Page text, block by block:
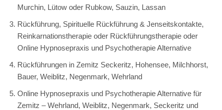
Murchin, Lütow oder Rubkow, Sauzin, Lassan
Rückführung, Spirituelle Rückführung & Jenseitskontakte,
Reinkarnationstherapie oder Rückführungstherapie oder
Online Hypnosepraxis und Psychotherapie Alternative
Rückführungen in Zemitz Seckeritz, Hohensee, Milchhorst,
Bauer, Weiblitz, Negenmark, Wehrland
Online Hypnosepraxis und Psychotherapie Alternative für
Zemitz – Wehrland, Weiblitz, Negenmark, Seckeritz und